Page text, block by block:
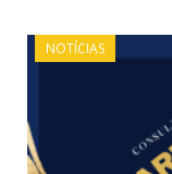
NOTÍCIAS